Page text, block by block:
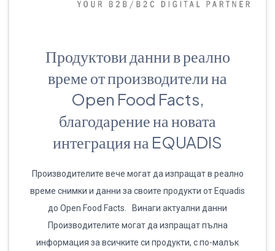
Продуктови данни в реално
време от производители на
Open Food Facts,
благодарение на новата
интеграция на EQUADIS
Производителите вече могат да изпращат в реално
време снимки и данни за своите продукти от Equadis
до Open Food Facts. Винаги актуални данни
Производителите могат да изпращат пълна
информация за всичките си продукти, с по-малък